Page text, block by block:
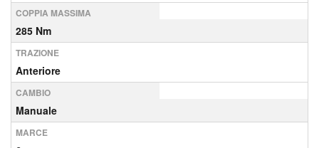
COPPIA MASSIMA
285 Nm
TRAZIONE
Anteriore
CAMBIO
Manuale
MARCE